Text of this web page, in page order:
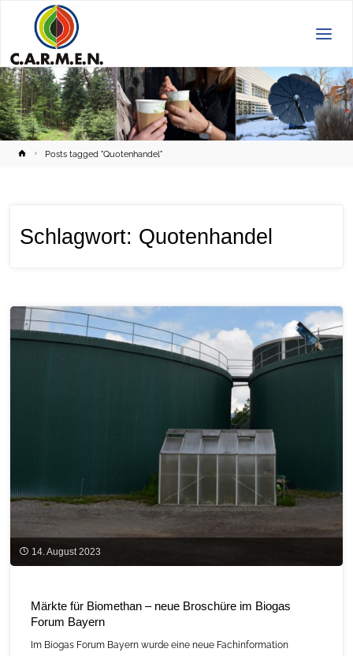
HomePosts tagged "Quotenhandel"
Schlagwort: Quotenhandel
14. August 2023
Märkte für Biomethan – neue Broschüre im Biogas
Forum Bayern
Im Biogas Forum Bayern wurde eine neue Fachinformation